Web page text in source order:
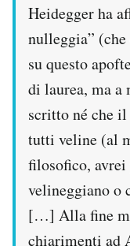
Heidegger ha
nulleggia” (che
su questo
di laurea, ma a
scritto né che
tutti veline (al
filosofico,
velineggiano o
[…] Alla fine mi
chiarimenti ad